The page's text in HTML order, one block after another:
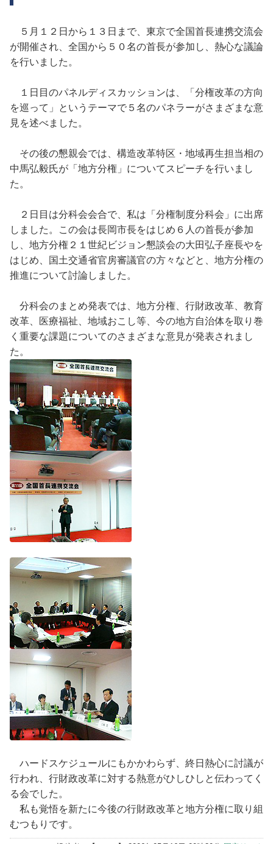
５月１２日から１３日まで、東京で全国首長連携交流会
が開催され、全国から５０名の首長が参加し、熱心な議論
を行いました。
１日目のパネルディスカッションは、「分権改革の方向
を巡って」というテーマで５名のパネラーがさまざまな意
見を述べました。
その後の懇親会では、構造改革特区・地域再生担当相の
中馬弘毅氏が「地方分権」についてスピーチを行いまし
た。
２日目は分科会会合で、私は「分権制度分科会」に出席
しました。この会は長岡市長をはじめ６人の首長が参加
し、地方分権２１世紀ビジョン懇談会の大田弘子座長やを
はじめ、国土交通省官房審議官の方々などと、地方分権の
推進について討論しました。
分科会のまとめ発表では、地方分権、行財政改革、教育
改革、医療福祉、地域おこし等、今の地方自治体を取り巻
く重要な課題についてのさまざまな意見が発表されまし
た。
ハードスケジュールにもかかわらず、終日熱心に討議が
行われ、行財政改革に対する熱意がひしひしと伝わってく
る会でした。
私も覚悟を新たに今後の行財政改革と地方分権に取り組
むつもりです。